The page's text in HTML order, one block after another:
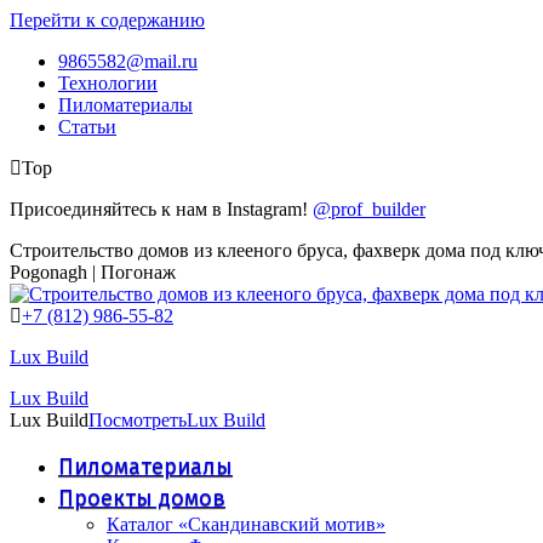
Перейти к содержанию
9865582@mail.ru
Технологии
Пиломатериалы
Статьи
Top
Присоединяйтесь к нам в Instagram! @prof_builder
Строительство домов из клееного бруса, фахверк дома под
Pogonagh | Погонаж
+7 (812) 986-55-82
Lux Build
Lux Build
Lux BuildПосмотретьLux Build
Пиломатериалы
Проекты домов
Каталог «Скандинавский мотив»